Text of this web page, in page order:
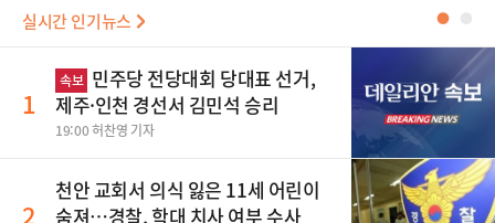
실시간 인기뉴스 ●
1
속보 민주당 전당대회 당대표 선거,
제주·인천 경선서 김민석 승리
19:00 허찬영 기자
2
천안 교회서 의식 잃은 11세 어린이
숨져…경찰, 학대 치사 여부 수사